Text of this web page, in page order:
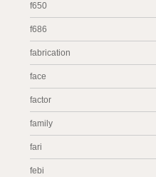
f650
f686
fabrication
face
factor
family
fari
febi